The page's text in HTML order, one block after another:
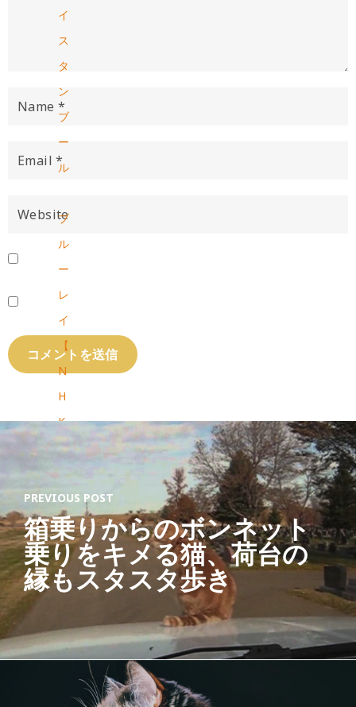
イ
ス
タ
ン
ブ
ー
ル
ブ
ル
ー
レ
イ
【
N
H
K
ス
ク
エ
ア
限
定
】
PREVIOUS POST
箱乗りからのボンネット
乗りをキメる猫、荷台の
縁もスタスタ歩き